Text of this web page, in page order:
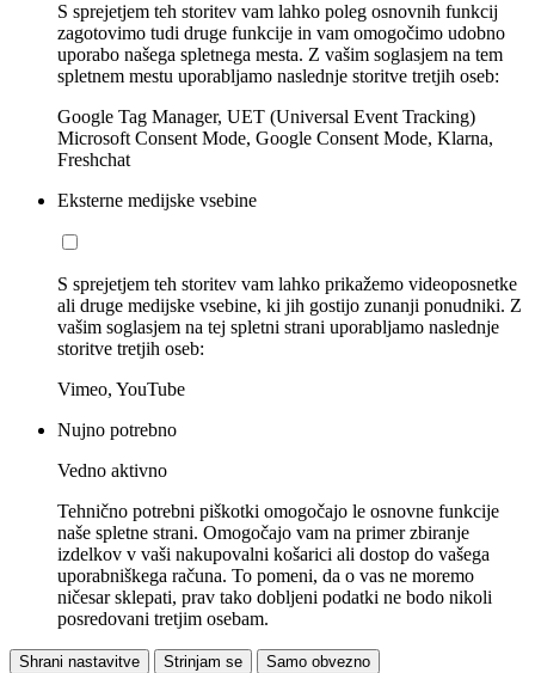
S sprejetjem teh storitev vam lahko poleg osnovnih funkcij
zagotovimo tudi druge funkcije in vam omogočimo udobno
uporabo našega spletnega mesta. Z vašim soglasjem na tem
spletnem mestu uporabljamo naslednje storitve tretjih oseb:
Google Tag Manager, UET (Universal Event Tracking)
Microsoft Consent Mode, Google Consent Mode, Klarna,
Freshchat
Eksterne medijske vsebine
S sprejetjem teh storitev vam lahko prikažemo videoposnetke
ali druge medijske vsebine, ki jih gostijo zunanji ponudniki. Z
vašim soglasjem na tej spletni strani uporabljamo naslednje
storitve tretjih oseb:
Vimeo, YouTube
Nujno potrebno
Vedno aktivno
Tehnično potrebni piškotki omogočajo le osnovne funkcije
naše spletne strani. Omogočajo vam na primer zbiranje
izdelkov v vaši nakupovalni košarici ali dostop do vašega
uporabniškega računa. To pomeni, da o vas ne moremo
ničesar sklepati, prav tako dobljeni podatki ne bodo nikoli
posredovani tretjim osebam.
Shrani nastavitve Strinjam se Samo obvezno